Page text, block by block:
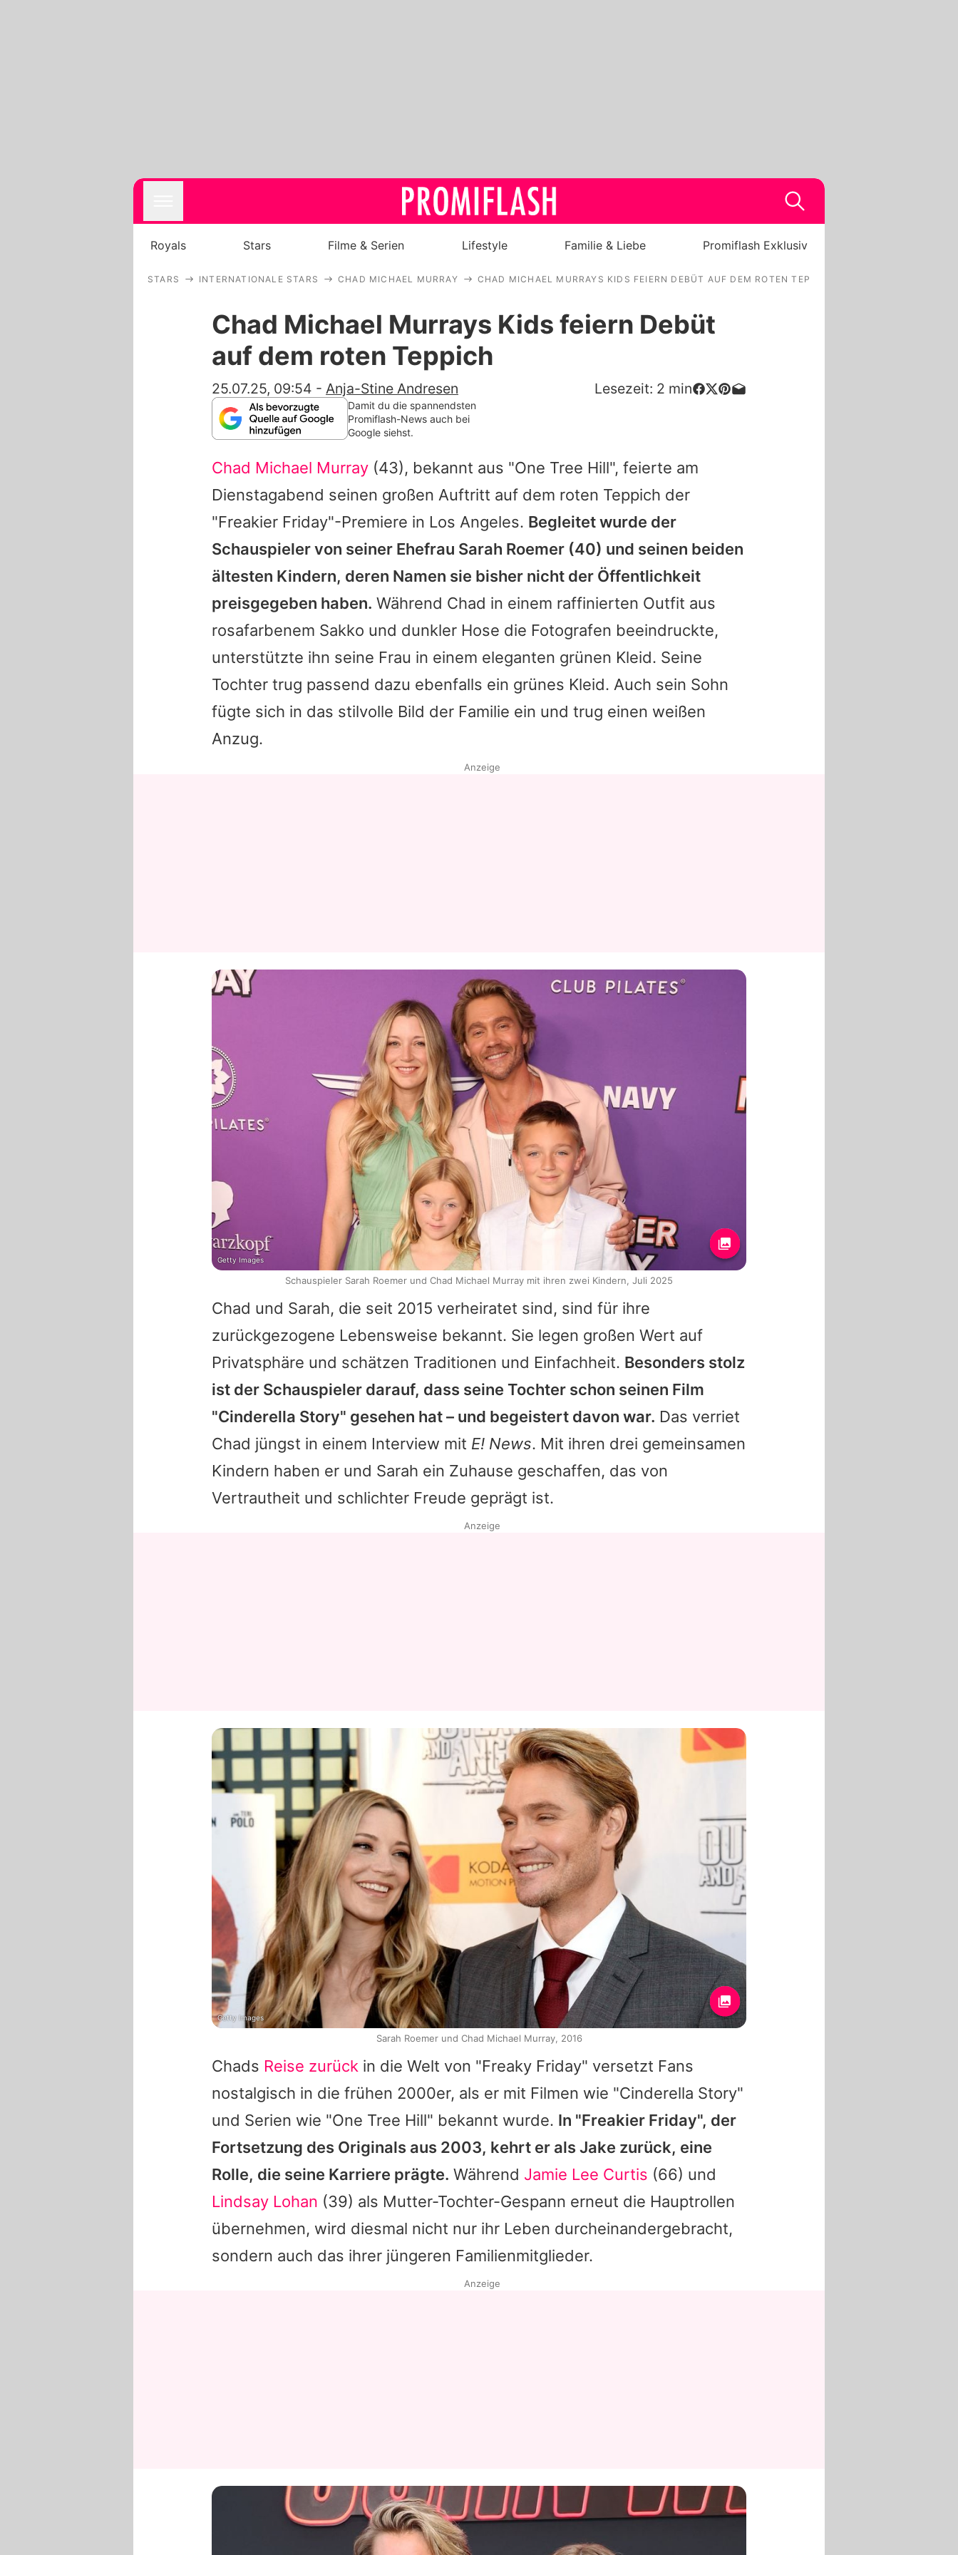
Royals
Filme & Serien
Familie & Liebe
Alle Themen auf Promiflash
App runterladen
Team
Redaktionelle Richtlinien
Impressum
Datenschutzerklärung
Nutzungsbedingungen
Royals Stars Filme & Serien Lifestyle Familie & Liebe Promiflash Exklusiv
STARS INTERNATIONALE STARS CHAD MICHAEL MURRAY CHAD MICHAEL MURRAYS KIDS FEIERN DEBÜT AUF DEM ROTEN TEPPICH
Chad Michael Murrays Kids feiern Debüt
auf dem roten Teppich
25.07.25, 09:54 - Anja-Stine Andresen Lesezeit: 2 min
Damit du die spannendsten
Promiflash-News auch bei
Google siehst.
Chad Michael Murray (43), bekannt aus "One Tree Hill", feierte am
Dienstagabend seinen großen Auftritt auf dem roten Teppich der
"Freakier Friday"-Premiere in Los Angeles. Begleitet wurde der
Schauspieler von seiner Ehefrau Sarah Roemer (40) und seinen beiden
ältesten Kindern, deren Namen sie bisher nicht der Öffentlichkeit
preisgegeben haben. Während Chad in einem raffinierten Outfit aus
rosafarbenem Sakko und dunkler Hose die Fotografen beeindruckte,
unterstützte ihn seine Frau in einem eleganten grünen Kleid. Seine
Tochter trug passend dazu ebenfalls ein grünes Kleid. Auch sein Sohn
fügte sich in das stilvolle Bild der Familie ein und trug einen weißen
Anzug.
Chad und Sarah, die seit 2015 verheiratet sind, sind für ihre
zurückgezogene Lebensweise bekannt. Sie legen großen Wert auf
Privatsphäre und schätzen Traditionen und Einfachheit. Besonders stolz
ist der Schauspieler darauf, dass seine Tochter schon seinen Film
"Cinderella Story" gesehen hat – und begeistert davon war. Das verriet
Chad jüngst in einem Interview mit E! News. Mit ihren drei gemeinsamen
Kindern haben er und Sarah ein Zuhause geschaffen, das von
Vertrautheit und schlichter Freude geprägt ist.
Chads Reise zurück in die Welt von "Freaky Friday" versetzt Fans
nostalgisch in die frühen 2000er, als er mit Filmen wie "Cinderella Story"
und Serien wie "One Tree Hill" bekannt wurde. In "Freakier Friday", der
Fortsetzung des Originals aus 2003, kehrt er als Jake zurück, eine
Rolle, die seine Karriere prägte. Während Jamie Lee Curtis (66) und
Lindsay Lohan (39) als Mutter-Tochter-Gespann erneut die Hauptrollen
übernehmen, wird diesmal nicht nur ihr Leben durcheinandergebracht,
sondern auch das ihrer jüngeren Familienmitglieder.
Anzeige
Getty Images
Schauspieler Sarah Roemer und Chad Michael Murray mit ihren zwei Kindern, Juli 2025
Anzeige
Getty Images
Sarah Roemer und Chad Michael Murray, 2016
Anzeige